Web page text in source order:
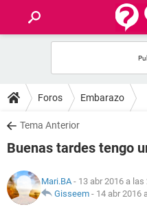
FOROS
SALUD
NUTRICIÓN
Foros Embarazo
Tema Anterior
Buenas tardes tengo
Mari.BA- 13 abr 2016 a las
Gisseem - 14 abr 2016